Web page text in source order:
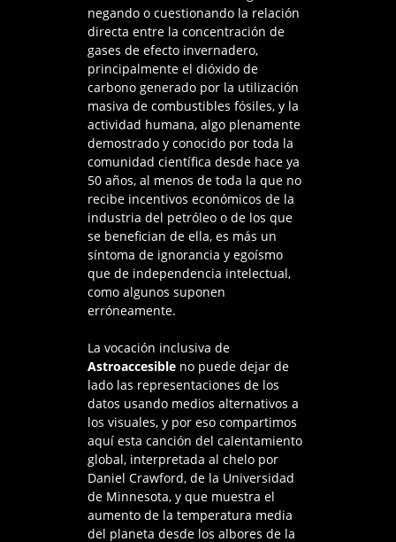
negando o cuestionando la relación
directa entre la concentración de
gases de efecto invernadero,
principalmente el dióxido de
carbono generado por la utilización
masiva de combustibles fósiles, y la
actividad humana, algo plenamente
demostrado y conocido por toda la
comunidad científica desde hace ya
50 años, al menos de toda la que no
recibe incentivos económicos de la
industria del petróleo o de los que
se benefician de ella, es más un
síntoma de ignorancia y egoísmo
que de independencia intelectual,
como algunos suponen
erróneamente.
La vocación inclusiva de
Astroaccesible no puede dejar de
lado las representaciones de los
datos usando medios alternativos a
los visuales, y por eso compartimos
aquí esta canción del calentamiento
global, interpretada al chelo por
Daniel Crawford, de la Universidad
de Minnesota, y que muestra el
aumento de la temperatura media
del planeta desde los albores de la